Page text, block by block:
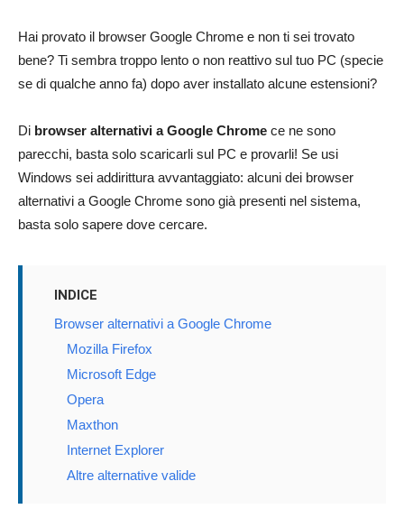
Hai provato il browser Google Chrome e non ti sei trovato
bene? Ti sembra troppo lento o non reattivo sul tuo PC (specie
se di qualche anno fa) dopo aver installato alcune estensioni?
Di browser alternativi a Google Chrome ce ne sono
parecchi, basta solo scaricarli sul PC e provarli! Se usi
Windows sei addirittura avvantaggiato: alcuni dei browser
alternativi a Google Chrome sono già presenti nel sistema,
basta solo sapere dove cercare.
INDICE
Browser alternativi a Google Chrome
Mozilla Firefox
Microsoft Edge
Opera
Maxthon
Internet Explorer
Altre alternative valide